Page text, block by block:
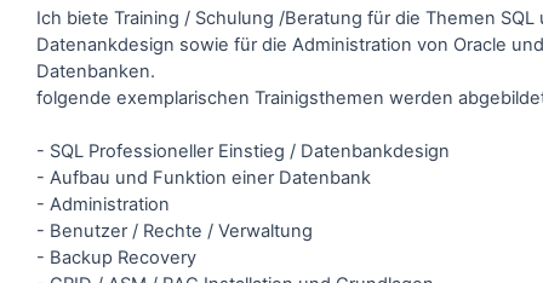
Ich biete Training / Schulung /Beratung für die Themen SQL
Datenankdesign sowie für die Administration von Oracle
Datenbanken.
folgende exemplarischen Trainigsthemen werden
- SQL Professioneller Einstieg / Datenbankdesign
- Aufbau und Funktion einer Datenbank
- Administration
- Benutzer / Rechte / Verwaltung
- Backup Recovery